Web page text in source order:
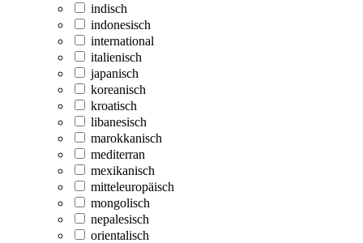
indisch
indonesisch
international
italienisch
japanisch
koreanisch
kroatisch
libanesisch
marokkanisch
mediterran
mexikanisch
mitteleuropäisch
mongolisch
nepalesisch
orientalisch